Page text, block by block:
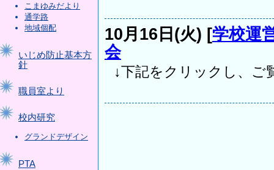
こまゆみだより
通学路
地域個配
いじめ防止基本方
針
職員室より
校内研究
グランドデザイン
PTA
10月16日(火) [学校運
会
↓下記をクリックし、ご